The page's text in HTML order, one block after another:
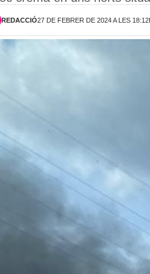
REDACCIÓ27 DE FEBRER DE 2024 A LES